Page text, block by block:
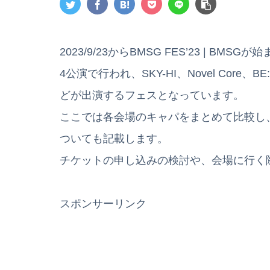
2023/9/23からBMSG FES’23 | BMSGが始
4公演で行われ、SKY-HI、Novel Core、
どが出演するフェスとなっています。
ここでは各会場のキャパをまとめて比較
ついても記載します。
チケットの申し込みの検討や、会場に行く
スポンサーリンク